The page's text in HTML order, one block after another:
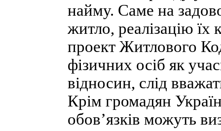
найму. Саме на
житло, реалізацію їх
проект Житлового
фізичних осіб як
відносин, слід
Крім громадян
обов’язків можуть